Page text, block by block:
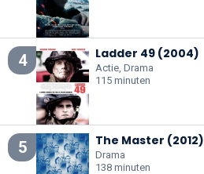
4 Ladder 49 (2004)
Actie, Drama
115 minuten
5 The Master (2012)
Drama
138 minuten